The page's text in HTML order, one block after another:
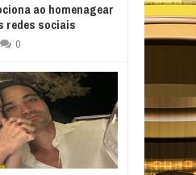
ao homenagear
redes sociais
0